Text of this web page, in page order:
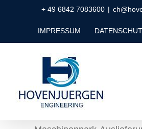
+ 49 6842 7083600 |
IMPRESSUM